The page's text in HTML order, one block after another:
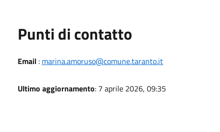
Punti di contatto
Email : marina.amoruso@comune.taranto.it
Ultimo aggiornamento: 7 aprile 2026, 09:35